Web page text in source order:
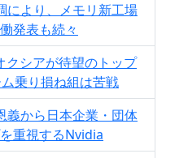
により、メモリ新工場
発表も続々
クシアが待望のトップ
乗り損ね組は苦戦
義から日本企業・団体
重視するNvidia